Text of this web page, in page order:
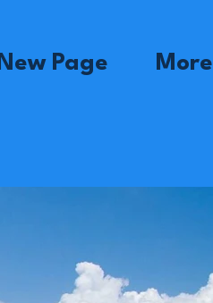
New Page More